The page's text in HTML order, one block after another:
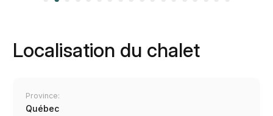
Localisation du chalet
Province:
Québec